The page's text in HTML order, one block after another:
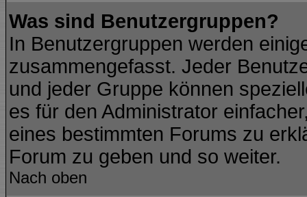
Was sind Benutzergruppen?
In Benutzergruppen werden
zusammengefasst. Jeder
und jeder Gruppe können
es für den Administrator
eines bestimmten Forums zu
Forum zu geben und so weiter.
Nach oben